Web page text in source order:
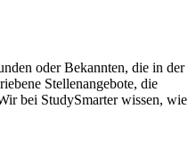
oder Bekannten, die in der
Stellenangebote, die
bei StudySmarter wissen, wie